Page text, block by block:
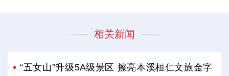
相关新闻
“五女山”升级5A级景区 擦亮本溪桓仁文旅金字